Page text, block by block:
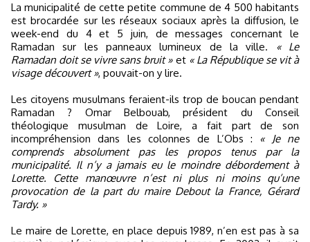
La municipalité de cette petite commune de 4 500 habitants
est brocardée sur les réseaux sociaux après la diffusion, le
week-end du 4 et 5 juin, de messages concernant le
Ramadan sur les panneaux lumineux de la ville.
« Le
Ramadan doit se vivre sans bruit »et « La République se vit à
visage découvert », pouvait-on y lire.
Les citoyens musulmans feraient-ils trop de boucan pendant
Ramadan ? Omar Belbouab, président du Conseil
théologique musulman de Loire, a fait part de son
incompréhension dans les colonnes de L’Obs : « Je ne
comprends absolument pas les propos tenus par la
municipalité. Il n’y a jamais eu le moindre débordement à
Lorette. Cette manœuvre n’est ni plus ni moins qu’une
provocation de la part du maire Debout la France, Gérard
Tardy. »
Le maire de Lorette, en place depuis 1989, n’en est pas à sa